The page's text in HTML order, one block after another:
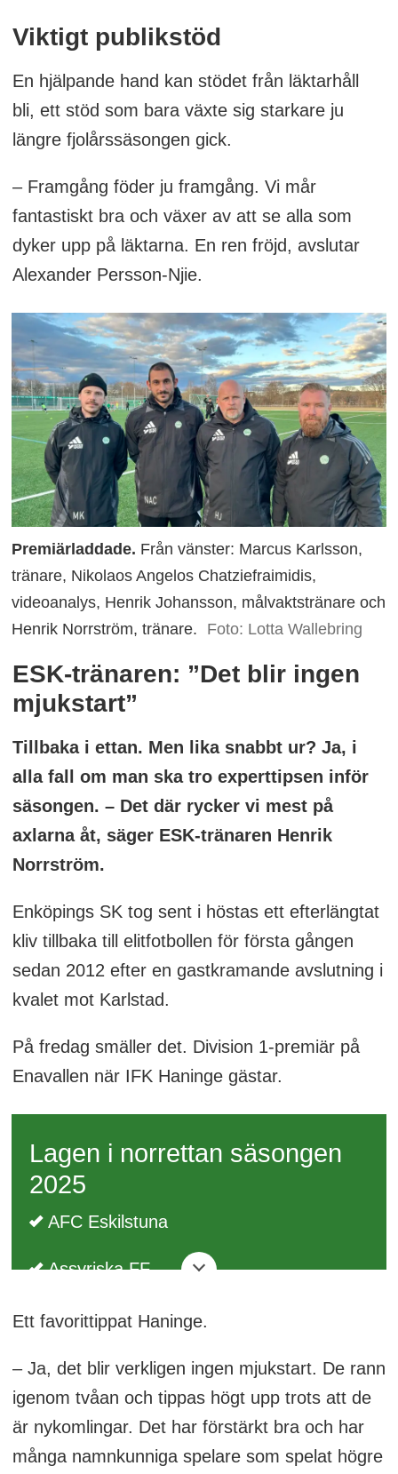
Viktigt publikstöd
En hjälpande hand kan stödet från läktarhåll
bli, ett stöd som bara växte sig starkare ju
längre fjolårssäsongen gick.
– Framgång föder ju framgång. Vi mår
fantastiskt bra och växer av att se alla som
dyker upp på läktarna. En ren fröjd, avslutar
Alexander Persson-Njie.
Premiärladdade. Från vänster: Marcus Karlsson,
tränare, Nikolaos Angelos Chatziefraimidis,
videoanalys, Henrik Johansson, målvaktstränare och
Henrik Norrström, tränare.
Foto: Lotta Wallebring
ESK-tränaren: ”Det blir ingen
mjukstart”
Tillbaka i ettan. Men lika snabbt ur? Ja, i
alla fall om man ska tro experttipsen inför
säsongen. – Det där rycker vi mest på
axlarna åt, säger ESK-tränaren Henrik
Norrström.
Enköpings SK tog sent i höstas ett efterlängtat
kliv tillbaka till elitfotbollen för första gången
sedan 2012 efter en gastkramande avslutning i
kvalet mot Karlstad.
På fredag smäller det. Division 1-premiär på
Enavallen när IFK Haninge gästar.
Lagen i norrettan säsongen
2025
AFC Eskilstuna
Assyriska FF
Enköpings SK (från div 2)
FC Arlanda (från div 2)
FC Stockholm
Gefle IF (från Superettan)
Ett favorittippat Haninge.
– Ja, det blir verkligen ingen mjukstart. De rann
igenom tvåan och tippas högt upp trots att de
är nykomlingar. Det har förstärkt bra och har
många namnkunniga spelare som spelat högre